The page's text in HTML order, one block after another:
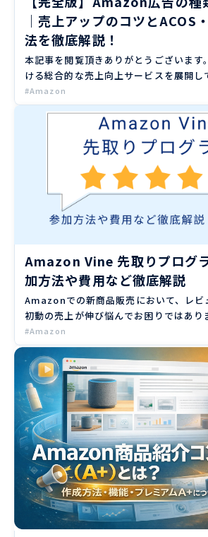
｜売上アップのコツとACOS
法を徹底解説！
本記事を閲覧頂きありがとうございます
ける総合的な売上向上サービスを展開し
天、Amazon、Yahoo!ショッピングの大
社サイトのご支援実績のもと、EC売上
#Amazon
Amazon Vine 先取りプログ
加方法や費用など徹底解説
Amazonでの新商品販売において、レビ
初動の売上が伸び悩んでお困りではあり
記事は、これまでの支援実績が1,000社
績年間10億円以上の弊社（
#Amazon